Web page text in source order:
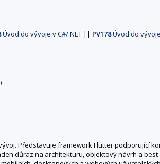
Úvod do vývoje v C#/.NET || PV178Úvod do
Představuje framework Flutter podporující
důraz na architekturu, objektový návrh a